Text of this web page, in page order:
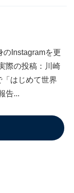
のInstagramを更
際の投稿：川崎
はじめて世界
告...